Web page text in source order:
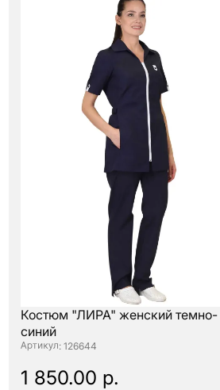
Костюм "ЛИРА" женский темно-
синий
: 126644
1 850.00 р.